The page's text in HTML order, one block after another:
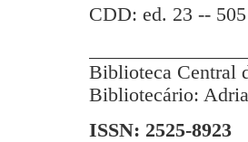
CDD: ed. 23 -- 505
Biblioteca Central
Bibliotecário:
ISSN: 2525-8923